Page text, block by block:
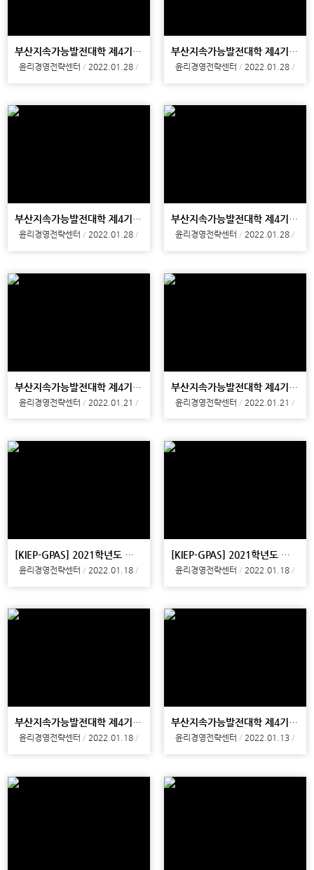
부산지속가능발전대학 제4기 수료식
윤리경영전략센터 2022.01.28
부산지속가능발전대학 제4기 수료식
윤리경영전략센터 2022.01.28
부산지속가능발전대학 제4기 10강
윤리경영전략센터 2022.01.28
부산지속가능발전대학 제4기 9강
윤리경영전략센터 2022.01.28
부산지속가능발전대학 제4기 8강
윤리경영전략센터 2022.01.21
부산지속가능발전대학 제4기 7강
윤리경영전략센터 2022.01.21
[KIEP-GPAS] 2021학년도 제14회 특별초청강연
윤리경영전략센터 2022.01.18
[KIEP-GPAS] 2021학년도 제10차 학생세미나
윤리경영전략센터 2022.01.18
부산지속가능발전대학 제4기 6강
윤리경영전략센터 2022.01.18
부산지속가능발전대학 제4기 5강
윤리경영전략센터 2022.01.13